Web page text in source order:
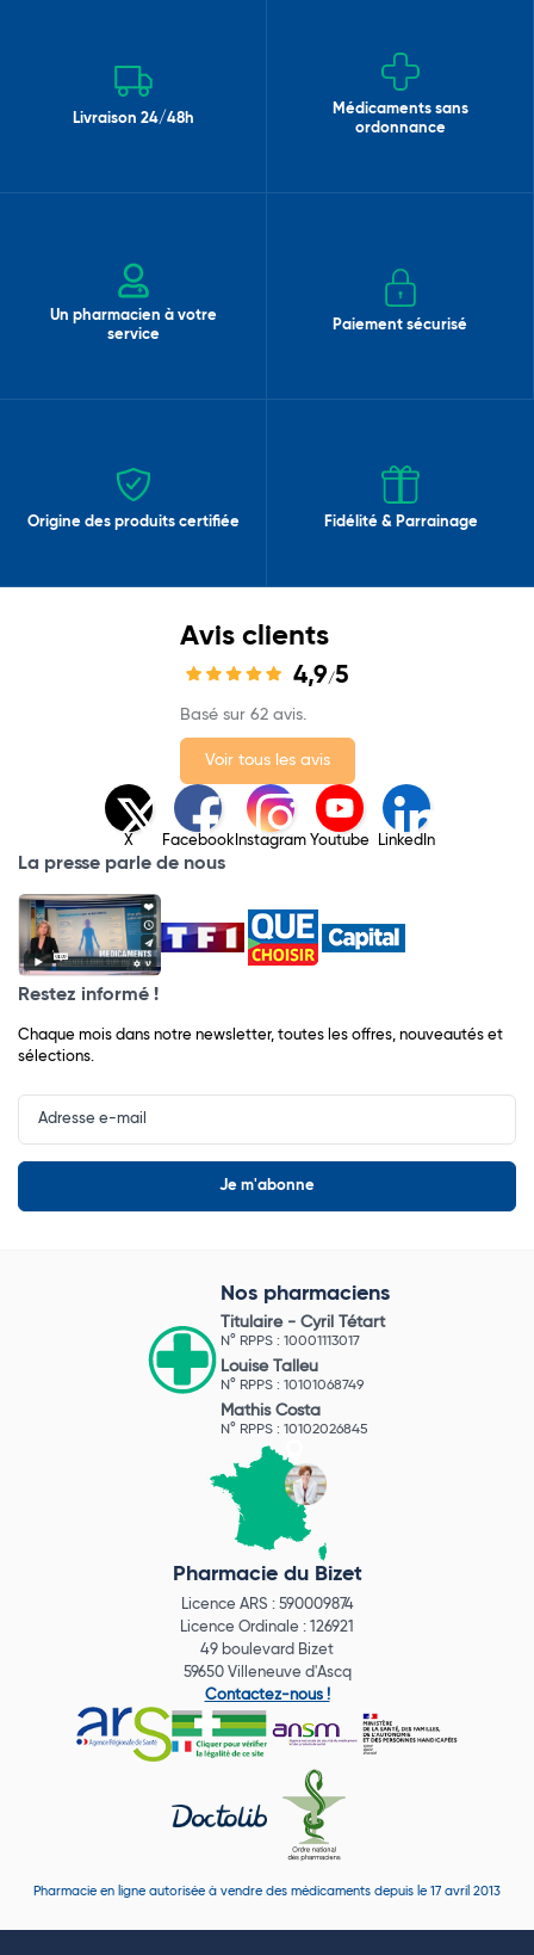
Livraison 24/48h
Médicaments sans
ordonnance
Un pharmacien à votre
service
Paiement sécurisé
Origine des produits certifiée Fidélité & Parrainage
Avis clients
4,9/5
Basé sur 62 avis.
Voir tous les avis
X Facebook Instagram Youtube LinkedIn
La presse parle de nous
Restez informé !
Chaque mois dans notre newsletter, toutes les offres, nouveautés et
sélections.
Input
Newsletter
Nos pharmaciens
Titulaire - Cyril Tétart
N° RPPS : 10001113017
Louise Talleu
N° RPPS : 10101068749
Mathis Costa
N° RPPS : 10102026845
Pharmacie du Bizet
Licence ARS : 590009874
Licence Ordinale : 126921
49 boulevard Bizet
59650 Villeneuve d'Ascq
Contactez-nous !
Pharmacie en ligne autorisée à vendre des médicaments depuis le 17 avril 2013